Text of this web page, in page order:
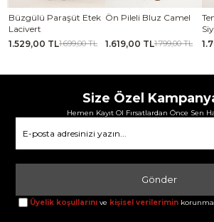
Büzgülü Paraşüt Etek
Lacivert
1.529,00 TL1.699,00 TL
Ön Pileli Bluz Camel
1.619,00 TL1.799,00 TL
Size Özel
Hemen Kayıt Ol Fırsatlardan Önce Sen
Gönder
Üyelik koşullarını ve kişisel verilerimin